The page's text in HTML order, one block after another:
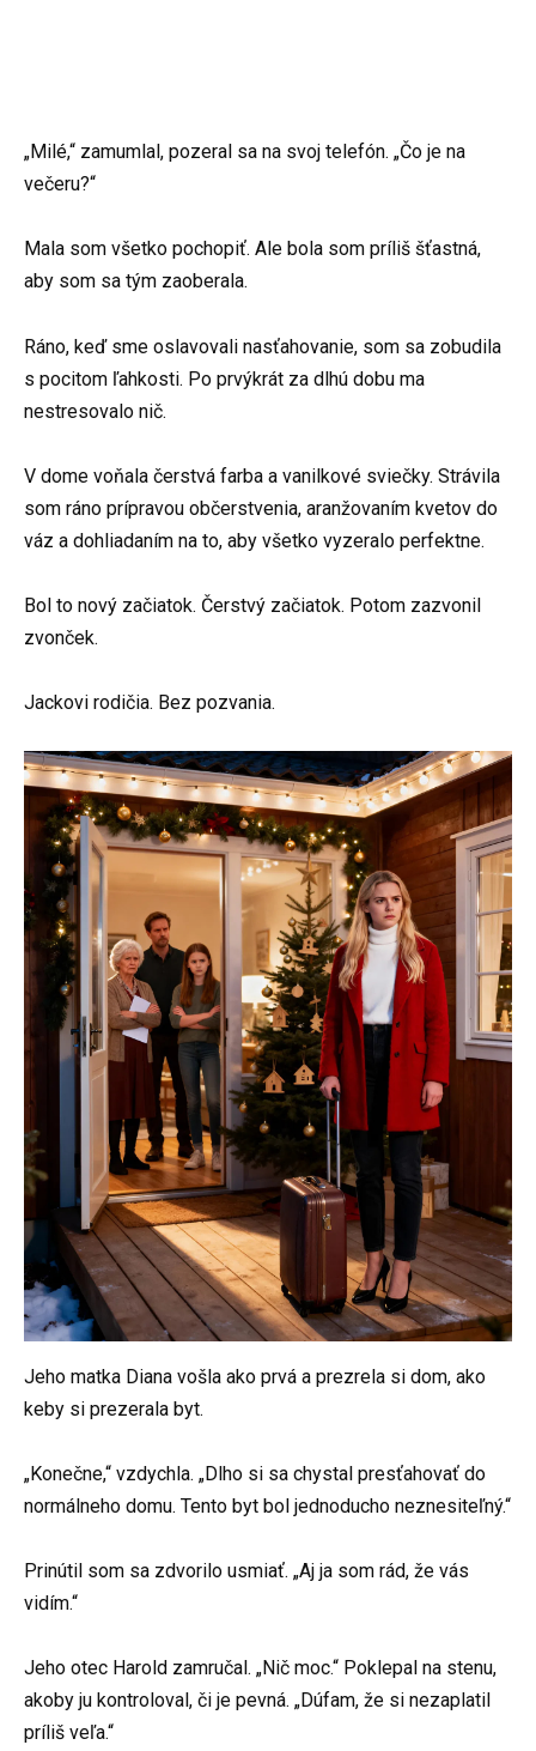
„Milé,“ zamumlal, pozeral sa na svoj telefón. „Čo je na
večeru?“
Mala som všetko pochopiť. Ale bola som príliš šťastná,
aby som sa tým zaoberala.
Ráno, keď sme oslavovali nasťahovanie, som sa zobudila
s pocitom ľahkosti. Po prvýkrát za dlhú dobu ma
nestresovalo nič.
V dome voňala čerstvá farba a vanilkové sviečky. Strávila
som ráno prípravou občerstvenia, aranžovaním kvetov do
váz a dohliadaním na to, aby všetko vyzeralo perfektne.
Bol to nový začiatok. Čerstvý začiatok. Potom zazvonil
zvonček.
Jackovi rodičia. Bez pozvania.
Jeho matka Diana vošla ako prvá a prezrela si dom, ako
keby si prezerala byt.
„Konečne,“ vzdychla. „Dlho si sa chystal presťahovať do
normálneho domu. Tento byt bol jednoducho neznesiteľný.“
Prinútil som sa zdvorilo usmiať. „Aj ja som rád, že vás
vidím.“
Jeho otec Harold zamručal. „Nič moc.“ Poklepal na stenu,
akoby ju kontroloval, či je pevná. „Dúfam, že si nezaplatil
príliš veľa.“